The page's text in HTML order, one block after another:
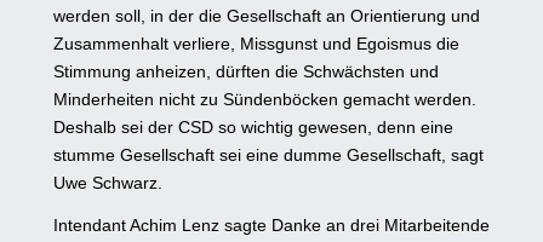
werden soll, in der die Gesellschaft an Orientierung und
Zusammenhalt verliere, Missgunst und Egoismus die
Stimmung anheizen, dürften die Schwächsten und
Minderheiten nicht zu Sündenböcken gemacht werden.
Deshalb sei der CSD so wichtig gewesen, denn eine
stumme Gesellschaft sei eine dumme Gesellschaft, sagt
Uwe Schwarz.
Intendant Achim Lenz sagte Danke an drei Mitarbeitende